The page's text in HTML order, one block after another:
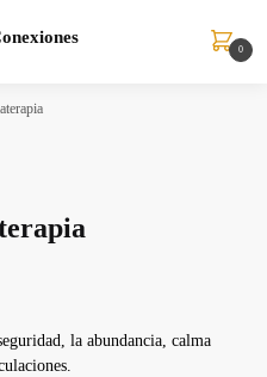
0
la abundancia, calma